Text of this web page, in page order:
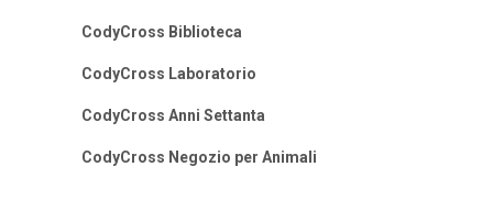
CodyCross Biblioteca
CodyCross Laboratorio
CodyCross Anni Settanta
CodyCross Negozio per Animali